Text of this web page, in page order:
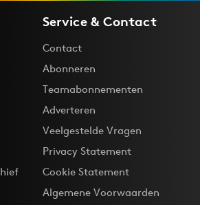
Service & Contact
Contact
Abonneren
Teamabonnementen
Adverteren
Veelgestelde Vragen
Privacy Statement
Cookie Statement
Algemene Voorwaarden